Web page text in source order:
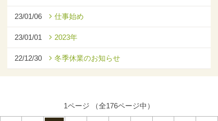
23/01/06 仕事始め
23/01/01 2023年
22/12/30 冬季休業のお知らせ
1ページ （全176ページ中）